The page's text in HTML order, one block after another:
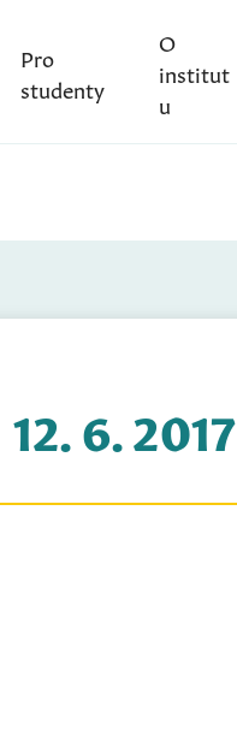
Pro
studenty
O
institut
u
12. 6. 2017